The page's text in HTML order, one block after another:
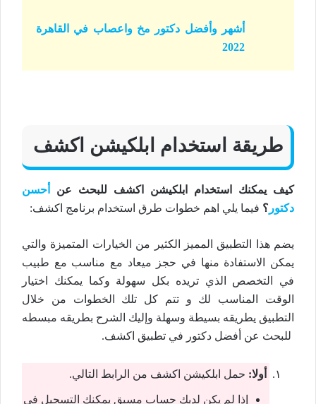
أشهر وأفضل دكتور مخ واعصاب في القاهرة
2022
طريقة استخدام ابلكيشن اكشف
كيف يمكنك استخدام ابلكيشن اكشف للبحث عن
أحسن
دكتور ؟ فيما يلي اهم خطوات طرق استخدام برنامج اكشف:
يضم هذا التطبيق المميز الكثير من الخيارات المتميزة والتي
يمكن الاستفادة منها في حجز ميعاد مع مناسب مع طبيب
في التخصص الذي تريده بكل سهولة وكما يمكنك اختيار
الوقت المناسب لك و تتم كل تلك الخطوات من خلال
التطبيق يطريقه بسيطة وسهلة وإليك الشرح بطريقه مبسطه
للبحث عن أفضل دكتور في تطبيق اكشف.
أولا: حمل ابلكيشن اكشف من الرابط التالي.
إذا لم يكن لديك حساب مسبق يمكنك التسجيل في